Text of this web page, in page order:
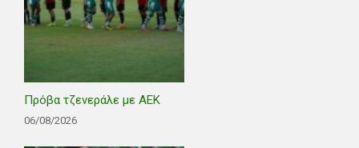
Πρόβα τζενεράλε με ΑΕΚ
06/08/2026